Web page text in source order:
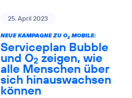
25. April 2023
NEUE KAMPAGNE ZU O2MOBILE:
Serviceplan Bubble
und O2 zeigen, wie
alle Menschen über
sich hinauswachsen
können